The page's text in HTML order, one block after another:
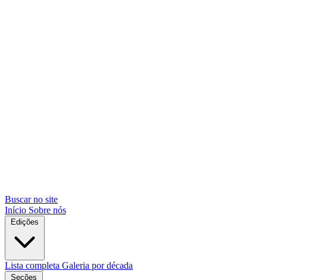
Buscar no site
Início Sobre nós
Edições
Lista completa Galeria por década
Seções